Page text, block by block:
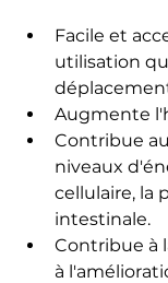
Facile et
utilisation
Augmente
Contribue
niveaux
cellulaire, la
intestinale.
Contribue à
à